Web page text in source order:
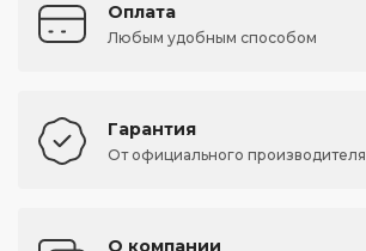
Оплата
Любым удобным способом
Гарантия
От официального производителя
О компании